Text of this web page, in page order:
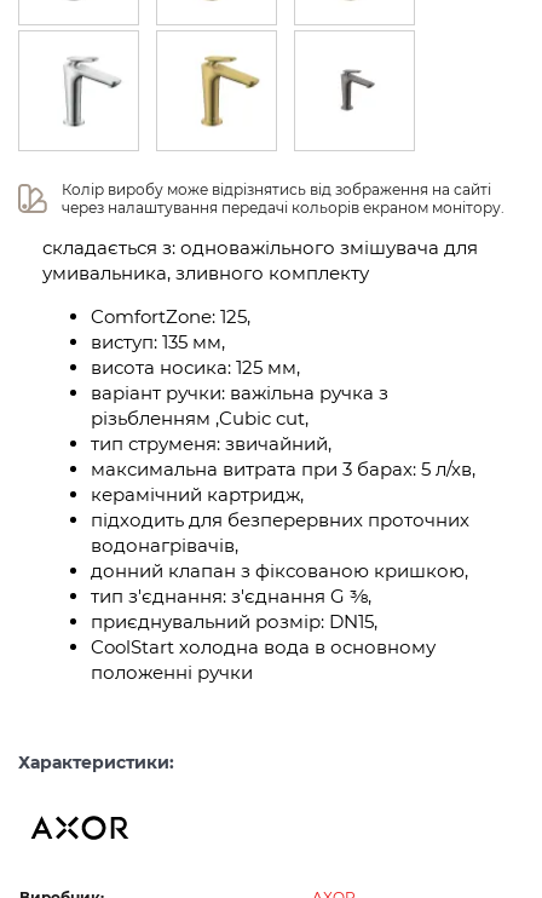
Колір виробу може відрізнятись від зображення на сайті
через налаштування передачі кольорів екраном монітору.
складається з: одноважільного змішувача для
умивальника, зливного комплекту
ComfortZone: 125,
виступ: 135 мм,
висота носика: 125 мм,
варіант ручки: важільна ручка з
різьбленням ,Cubic cut,
тип струменя: звичайний,
максимальна витрата при 3 барах: 5 л/хв,
керамічний картридж,
підходить для безперервних проточних
водонагрівачів,
донний клапан з фіксованою кришкою,
тип з'єднання: з'єднання G ⅜,
приєднувальний розмір: DN15,
CoolStart холодна вода в основному
положенні ручки
Характеристики: